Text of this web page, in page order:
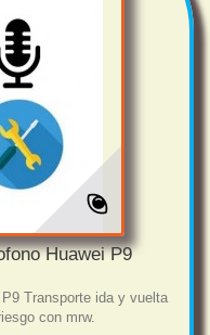
Huawei P9
Transporte ida y vuelta
con mrw.